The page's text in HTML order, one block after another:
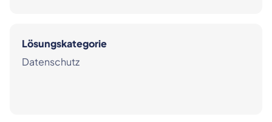
Lösungskategorie
Datenschutz